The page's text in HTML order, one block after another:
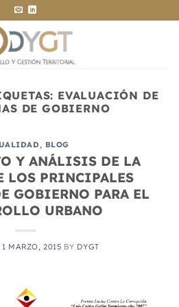
EVALUACIÓN DE
DE GOBIERNO
, BLOG
Y ANÁLISIS DE LA
LOS PRINCIPALES
GOBIERNO PARA EL
URBANO
1 MARZO, 2015 BY DYGT